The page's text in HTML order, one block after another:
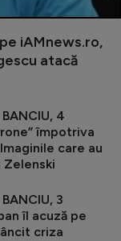
iAMnews.ro,
atacă
BANCIU, 4
împotriva
care au
3
îl acuză pe
criza